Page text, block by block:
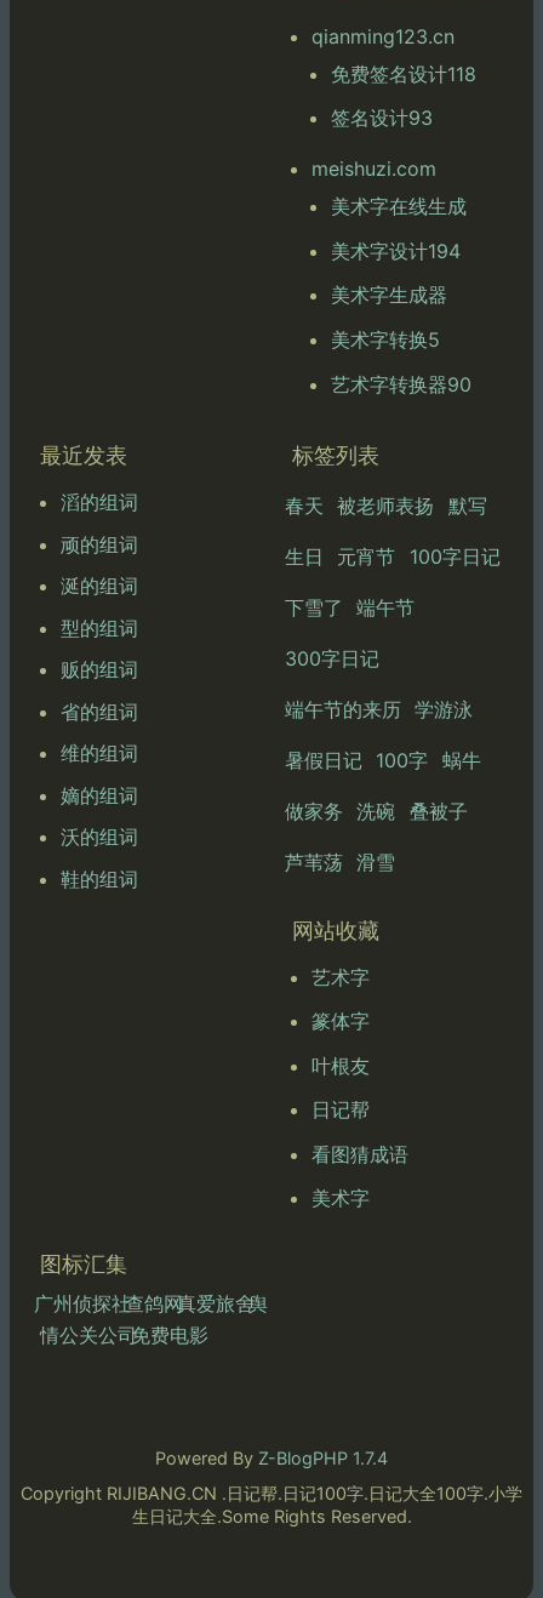
qianming123.cn
免费签名设计118
签名设计93
meishuzi.com
美术字在线生成
美术字设计194
美术字生成器
美术字转换5
艺术字转换器90
最近发表
滔的组词
顽的组词
涎的组词
型的组词
贩的组词
省的组词
维的组词
嫡的组词
沃的组词
鞋的组词
标签列表
春天 被老师表扬 默写
生日 元宵节 100字日记
下雪了 端午节
300字日记
端午节的来历 学游泳
暑假日记 100字 蜗牛
做家务 洗碗 叠被子
芦苇荡 滑雪
网站收藏
艺术字
篆体字
叶根友
日记帮
看图猜成语
美术字
图标汇集
广州侦探社查鸽网真爱旅舍舆
情公关公司免费电影
Powered By Z-BlogPHP 1.7.4
Copyright RIJIBANG.CN .日记帮.日记100字.日记大全100字.小学
生日记大全.Some Rights Reserved.